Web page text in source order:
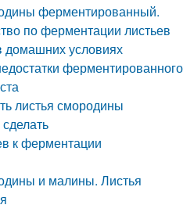
ферментированный.
по ферментации листьев
домашних условиях
ферментированного
листья смородины
к ферментации
и малины. Листья